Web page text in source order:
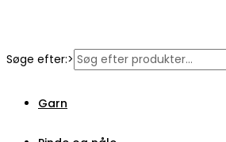
Søge efter:>
Garn